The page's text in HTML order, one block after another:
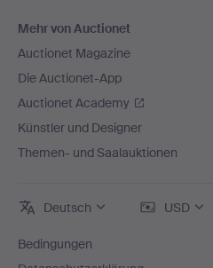
Mehr von Auctionet
Auctionet Magazine
Die Auctionet-App
Auctionet Academy
Künstler und Designer
Themen- und Saalauktionen
Deutsch USD
Bedingungen